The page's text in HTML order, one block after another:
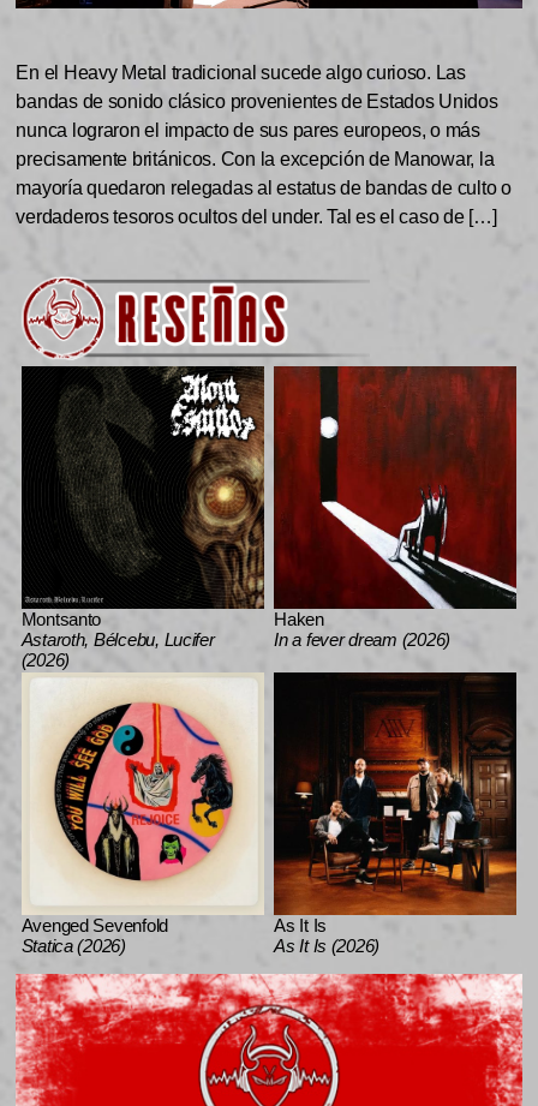
En el Heavy Metal tradicional sucede algo curioso. Las
bandas de sonido clásico provenientes de Estados Unidos
nunca lograron el impacto de sus pares europeos, o más
precisamente británicos. Con la excepción de Manowar, la
mayoría quedaron relegadas al estatus de bandas de culto o
verdaderos tesoros ocultos del under. Tal es el caso de […]
Montsanto
Astaroth, Bélcebu, Lucifer
(2026)
Haken
In a fever dream (2026)
Avenged Sevenfold
Statica (2026)
As It Is
As It Is (2026)